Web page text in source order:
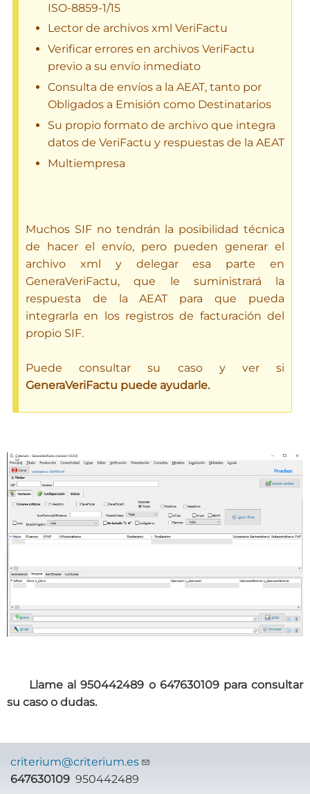
ISO-8859-1/15
Lector de archivos xml VeriFactu
Verificar errores en archivos VeriFactu
previo a su envío inmediato
Consulta de envíos a la AEAT, tanto por
Obligados a Emisión como Destinatarios
Su propio formato de archivo que integra
datos de VeriFactu y respuestas de la AEAT
Multiempresa
Muchos SIF no tendrán la posibilidad técnica
de hacer el envío, pero pueden generar el
archivo xml y delegar esa parte en
GeneraVeriFactu, que le suministrará la
respuesta de la AEAT para que pueda
integrarla en los registros de facturación del
propio SIF.
Puede consultar su caso y ver si
GeneraVeriFactu puede ayudarle.
Llame al 950442489 o 647630109 para consultar
su caso o dudas.
criterium@criterium.es
647630109 950442489